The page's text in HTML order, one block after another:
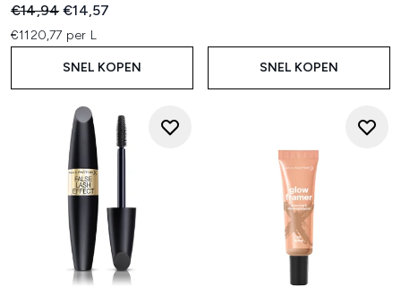
Recommended Retail Price:
€14,94Huidige prijs:
€14,57
€1120,77 per L
SNEL KOPEN SNEL KOPEN